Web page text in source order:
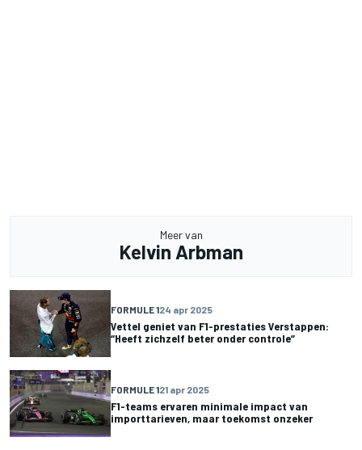
Meer van
Kelvin Arbman
FORMULE 124 apr 2025
Vettel geniet van F1-prestaties Verstappen:
“Heeft zichzelf beter onder controle”
FORMULE 121 apr 2025
F1-teams ervaren minimale impact van
importtarieven, maar toekomst onzeker